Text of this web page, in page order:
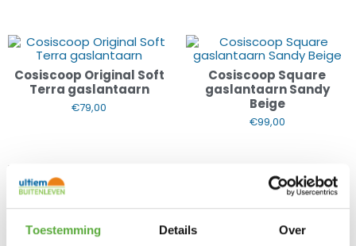
Toestemming Details Over
Cosiscoop Original Soft
Terra gaslantaarn
€79,00
Cosiscoop Square
gaslantaarn Sandy
Beige
€99,00
Cosipillar Curved
€649,00
Cosisfera LED verlichting
€89,00